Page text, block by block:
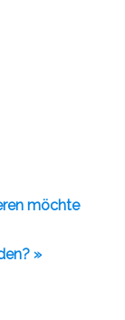
möchte
»